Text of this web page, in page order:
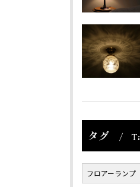
タグ
フロアーランプ